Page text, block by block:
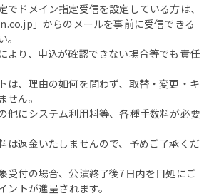
ドメイン指定受信を設定している方は、
」からのメールを事前に受信できる
より、申込が確認できない場合等でも責任
は、理由の如何を問わず、取替・変更・キ
せん。
他にシステム利用料等、各種手数料が必要
は返金いたしませんので、予めご了承くだ
受付の場合、公演終了後7日内を目処にご
トが進呈されます。